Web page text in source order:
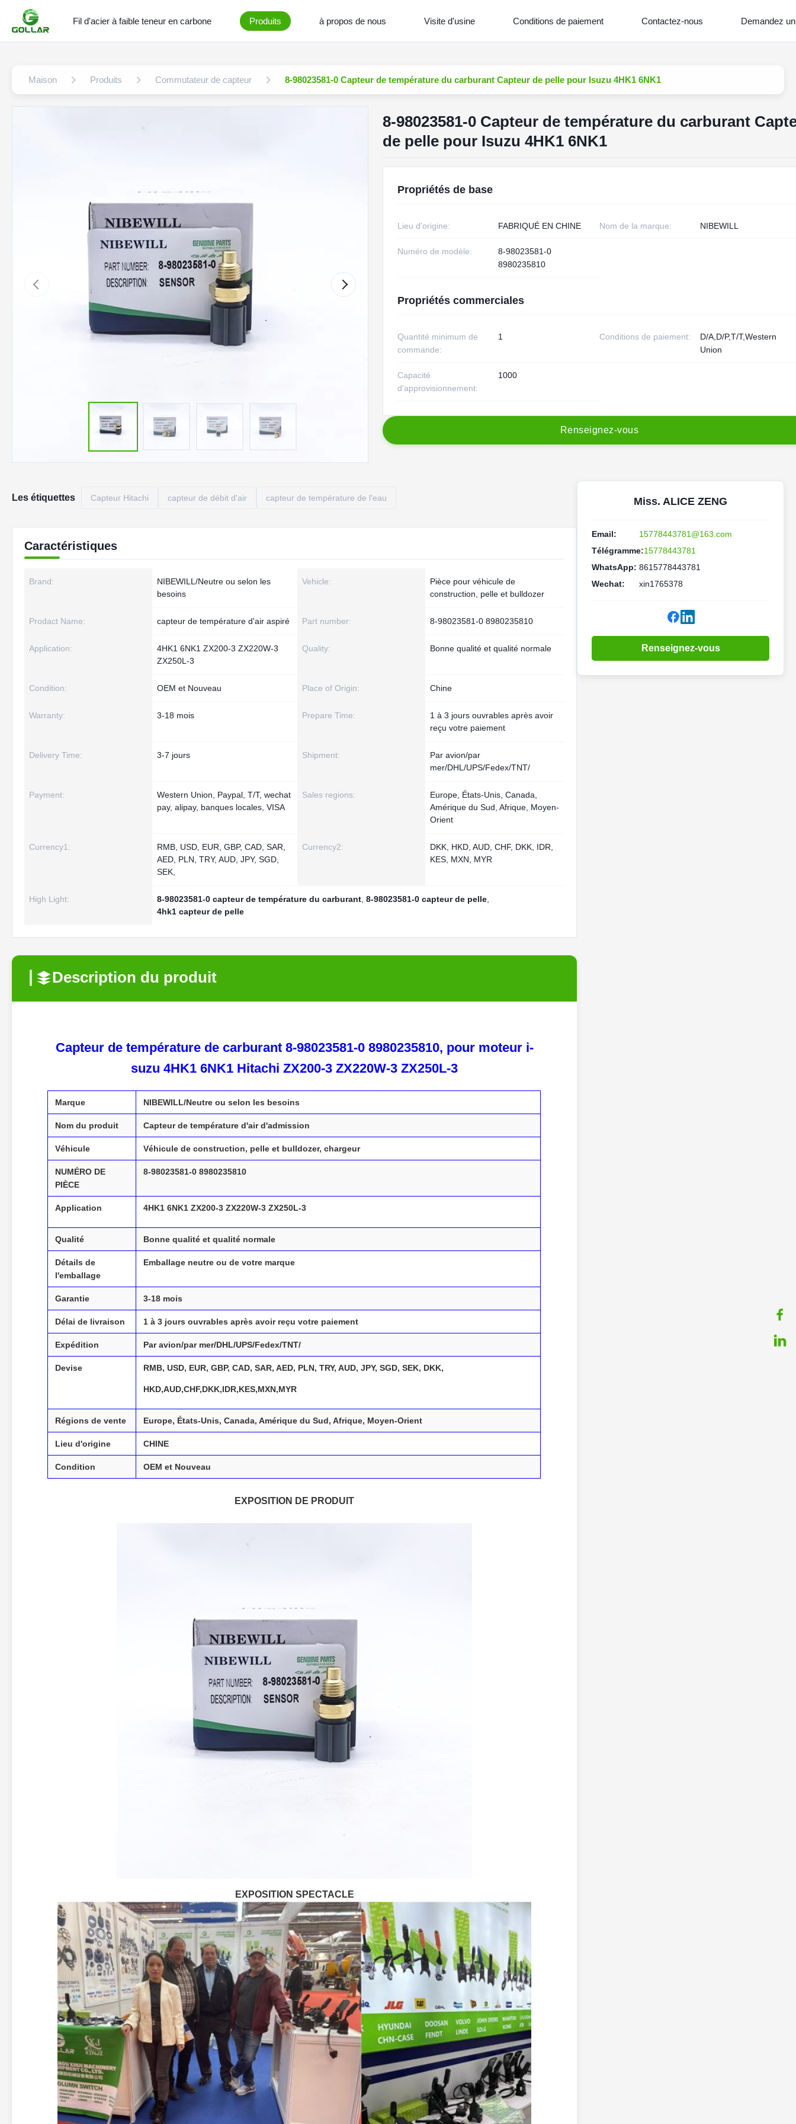
Fil d'acier à faible teneur en carbone Produits à propos de nous Visite d'usine Conditions de paiement Contactez-nous Demandez
Maison Produits Commutateur de capteur 8-98023581-0 Capteur de température du carburant Capteur de pelle pour Isuzu 4HK1 6NK1
8-98023581-0 Capteur de température du carburant
de pelle pour Isuzu 4HK1 6NK1
Propriétés de base
Lieu d'origine: FABRIQUÉ EN CHINE Nom de la marque: NIBEWILL
Numéro de modèle:
8-98023581-0
8980235810
Propriétés commerciales
Quantité minimum de
commande:
1 Conditions de paiement:
D/A,D/P,T/T,Western
Union
Capacité
d'approvisionnement:
1000
Renseignez-vous
Les étiquettes Capteur Hitachi capteur de débit d'air capteur de température de l'eau
Caractéristiques
Brand:
NIBEWILL/Neutre ou selon les
besoins
Vehicle:
Pièce pour véhicule de
construction, pelle et bulldozer
Prodact Name: capteur de température d'air aspiré Part number: 8-98023581-0 8980235810
Application:
4HK1 6NK1 ZX200-3 ZX220W-3
ZX250L-3
Quality: Bonne qualité et qualité normale
Condition: OEM et Nouveau Place of Origin: Chine
Warranty: 3-18 mois Prepare Time:
1 à 3 jours ouvrables après avoir
reçu votre paiement
Delivery Time: 3-7 jours Shipment:
Par avion/par
mer/DHL/UPS/Fedex/TNT/
Payment:
Western Union, Paypal, T/T, wechat
pay, alipay, banques locales, VISA
Sales regions:
Europe, États-Unis, Canada,
Amérique du Sud, Afrique, Moyen-
Orient
Currency1:
RMB, USD, EUR, GBP, CAD, SAR,
AED, PLN, TRY, AUD, JPY, SGD,
SEK,
Currency2:
DKK, HKD, AUD, CHF, DKK, IDR,
KES, MXN, MYR
High Light: 8-98023581-0 capteur de température du carburant 8-98023581-0 capteur de pelle
4hk1 capteur de pelle
Description du produit
Capteur de température de carburant 8-98023581-0 8980235810, pour moteur i-
suzu 4HK1 6NK1 Hitachi ZX200-3 ZX220W-3 ZX250L-3
Marque NIBEWILL/Neutre ou selon les besoins
Nom du produit Capteur de température d'air d'admission
Véhicule Véhicule de construction, pelle et bulldozer, chargeur
NUMÉRO DE
PIÈCE
8-98023581-0 8980235810
Application 4HK1 6NK1 ZX200-3 ZX220W-3 ZX250L-3
Qualité Bonne qualité et qualité normale
Détails de
l'emballage
Emballage neutre ou de votre marque
Garantie 3-18 mois
Délai de livraison 1 à 3 jours ouvrables après avoir reçu votre paiement
Expédition Par avion/par mer/DHL/UPS/Fedex/TNT/
Devise RMB, USD, EUR, GBP, CAD, SAR, AED, PLN, TRY, AUD, JPY, SGD, SEK, DKK,
HKD,AUD,CHF,DKK,IDR,KES,MXN,MYR
Régions de vente Europe, États-Unis, Canada, Amérique du Sud, Afrique, Moyen-Orient
Lieu d'origine CHINE
Condition OEM et Nouveau
EXPOSITION DE PRODUIT
EXPOSITION SPECTACLE
Miss. ALICE ZENG
Email:
15778443781@163.com
Télégramme:15778443781
WhatsApp: 8615778443781
Wechat:
xin1765378
Renseignez-vous